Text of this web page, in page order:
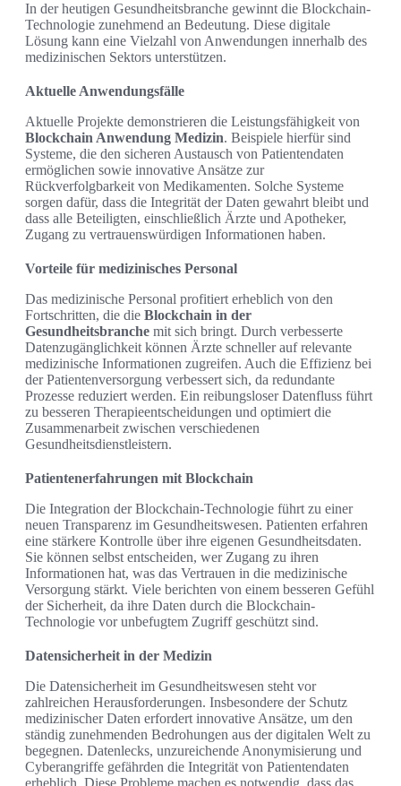
In der heutigen Gesundheitsbranche gewinnt die Blockchain-
Technologie zunehmend an Bedeutung. Diese digitale
Lösung kann eine Vielzahl von Anwendungen innerhalb des
medizinischen Sektors unterstützen.
Aktuelle Anwendungsfälle
Aktuelle Projekte demonstrieren die Leistungsfähigkeit von
Blockchain Anwendung Medizin. Beispiele hierfür sind
Systeme, die den sicheren Austausch von Patientendaten
ermöglichen sowie innovative Ansätze zur
Rückverfolgbarkeit von Medikamenten. Solche Systeme
sorgen dafür, dass die Integrität der Daten gewahrt bleibt und
dass alle Beteiligten, einschließlich Ärzte und Apotheker,
Zugang zu vertrauenswürdigen Informationen haben.
Vorteile für medizinisches Personal
Das medizinische Personal profitiert erheblich von den
Fortschritten, die die Blockchain in der
Gesundheitsbranche mit sich bringt. Durch verbesserte
Datenzugänglichkeit können Ärzte schneller auf relevante
medizinische Informationen zugreifen. Auch die Effizienz bei
der Patientenversorgung verbessert sich, da redundante
Prozesse reduziert werden. Ein reibungsloser Datenfluss führt
zu besseren Therapieentscheidungen und optimiert die
Zusammenarbeit zwischen verschiedenen
Gesundheitsdienstleistern.
Patientenerfahrungen mit Blockchain
Die Integration der Blockchain-Technologie führt zu einer
neuen Transparenz im Gesundheitswesen. Patienten erfahren
eine stärkere Kontrolle über ihre eigenen Gesundheitsdaten.
Sie können selbst entscheiden, wer Zugang zu ihren
Informationen hat, was das Vertrauen in die medizinische
Versorgung stärkt. Viele berichten von einem besseren Gefühl
der Sicherheit, da ihre Daten durch die Blockchain-
Technologie vor unbefugtem Zugriff geschützt sind.
Datensicherheit in der Medizin
Die Datensicherheit im Gesundheitswesen steht vor
zahlreichen Herausforderungen. Insbesondere der Schutz
medizinischer Daten erfordert innovative Ansätze, um den
ständig zunehmenden Bedrohungen aus der digitalen Welt zu
begegnen. Datenlecks, unzureichende Anonymisierung und
Cyberangriffe gefährden die Integrität von Patientendaten